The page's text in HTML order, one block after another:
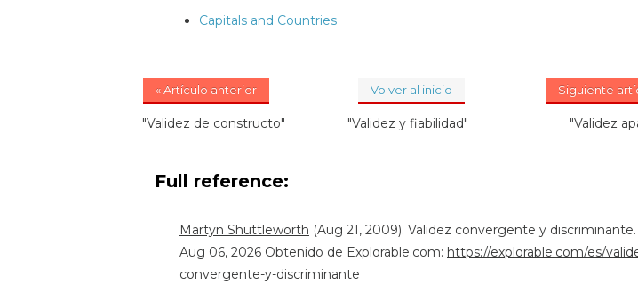
Capitals and Countries
« Artículo anterior
"Validez de constructo"
Volver al inicio
"Validez y fiabilidad"
Siguiente
"Validez
Full reference:
Martyn Shuttleworth (Aug 21, 2009). Validez convergente y discriminante.
Aug 06, 2026 Obtenido de Explorable.com: https://explorable.com/es/
convergente-y-discriminante